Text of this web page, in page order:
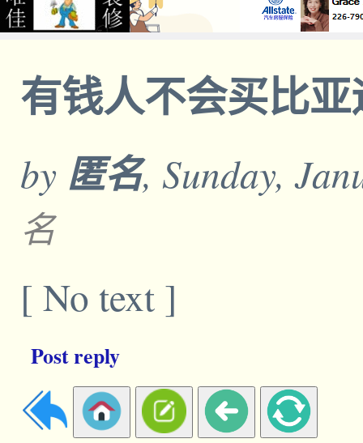
有钱人不会买比
by 匿名, Sunday,
名
[ No text ]
Post reply